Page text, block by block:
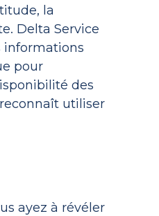
la
Delta Service
informations
pour
des
utiliser
ayez à révéler